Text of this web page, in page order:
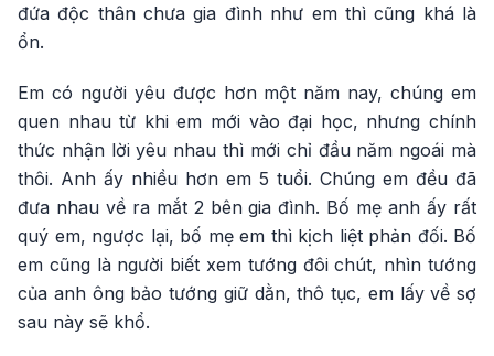
đứa độc thân chưa gia đình như em thì cũng khá là
ổn.
Em có người yêu được hơn một năm nay, chúng em
quen nhau từ khi em mới vào đại học, nhưng chính
thức nhận lời yêu nhau thì mới chỉ đầu năm ngoái mà
thôi. Anh ấy nhiều hơn em 5 tuổi. Chúng em đều đã
đưa nhau về ra mắt 2 bên gia đình. Bố mẹ anh ấy rất
quý em, ngược lại, bố mẹ em thì kịch liệt phản đối. Bố
em cũng là người biết xem tướng đôi chút, nhìn tướng
của anh ông bảo tướng giữ dằn, thô tục, em lấy về sợ
sau này sẽ khổ.